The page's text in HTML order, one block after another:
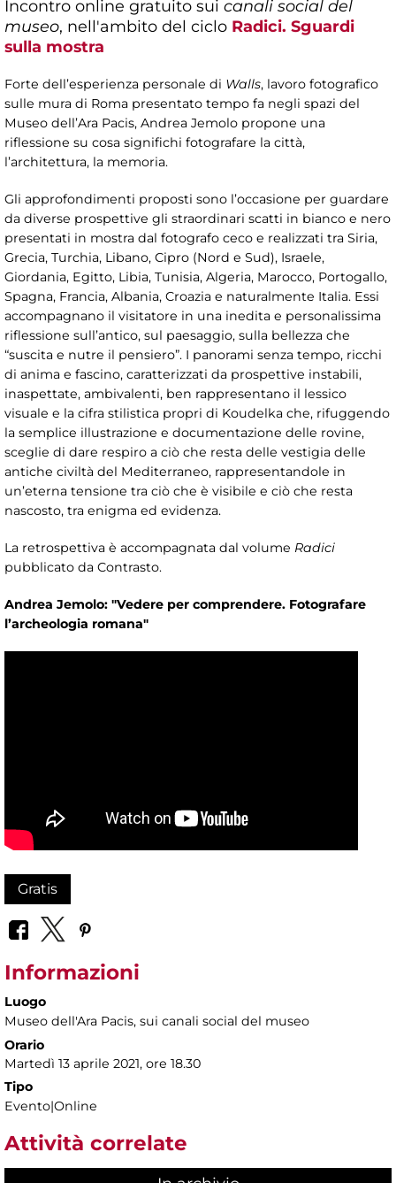
Incontro online gratuito sui canali social del
museo, nell'ambito del ciclo Radici. Sguardi
sulla mostra
Forte dell’esperienza personale di Walls, lavoro fotografico
sulle mura di Roma presentato tempo fa negli spazi del
Museo dell’Ara Pacis, Andrea Jemolo propone una
riflessione su cosa significhi fotografare la città,
l’architettura, la memoria.
Gli approfondimenti proposti sono l’occasione per guardare
da diverse prospettive gli straordinari scatti in bianco e nero
presentati in mostra dal fotografo ceco e realizzati tra Siria,
Grecia, Turchia, Libano, Cipro (Nord e Sud), Israele,
Giordania, Egitto, Libia, Tunisia, Algeria, Marocco, Portogallo,
Spagna, Francia, Albania, Croazia e naturalmente Italia. Essi
accompagnano il visitatore in una inedita e personalissima
riflessione sull’antico, sul paesaggio, sulla bellezza che
“suscita e nutre il pensiero”. I panorami senza tempo, ricchi
di anima e fascino, caratterizzati da prospettive instabili,
inaspettate, ambivalenti, ben rappresentano il lessico
visuale e la cifra stilistica propri di Koudelka che, rifuggendo
la semplice illustrazione e documentazione delle rovine,
sceglie di dare respiro a ciò che resta delle vestigia delle
antiche civiltà del Mediterraneo, rappresentandole in
un’eterna tensione tra ciò che è visibile e ciò che resta
nascosto, tra enigma ed evidenza.
La retrospettiva è accompagnata dal volume Radici
pubblicato da Contrasto.
Andrea Jemolo: "Vedere per comprendere. Fotografare
l’archeologia romana"
Gratis
Informazioni
Luogo
Museo dell'Ara Pacis, sui canali social del museo
Orario
Martedì 13 aprile 2021, ore 18.30
Tipo
Evento|Online
Attività correlate